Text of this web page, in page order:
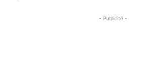
- Publicité -